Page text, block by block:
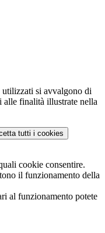
utilizzati si avvalgono di
alle finalità illustrate nella
tutti i cookies
cookie consentire.
il funzionamento della
al funzionamento potete